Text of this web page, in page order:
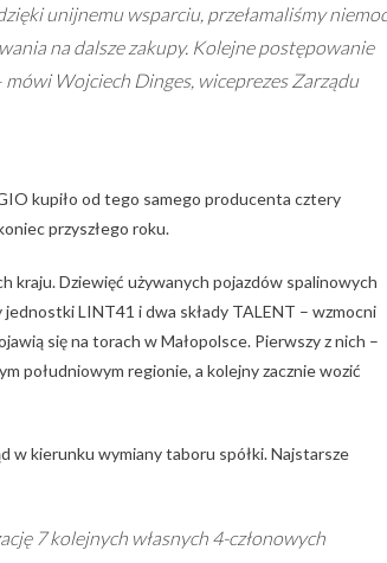
unijnemu wsparciu, przełamaliśmy niemoc
na dalsze zakupy. Kolejne postępowanie
Wojciech Dinges, wiceprezes Zarządu
kupiło od tego samego producenta cztery
przyszłego roku.
kraju. Dziewięć używanych pojazdów spalinowych
LINT41 i dwa składy TALENT – wzmocni
się na torach w Małopolsce. Pierwszy z nich –
południowym regionie, a kolejny zacznie wozić
w kierunku wymiany taboru spółki. Najstarsze
7 kolejnych własnych 4-członowych